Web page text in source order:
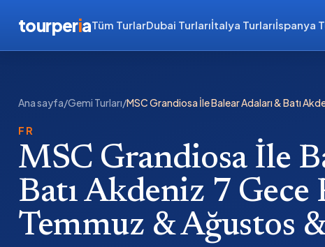
tourperiaTüm TurlarDubai Turlarıİtalya Turlarıİspanya
Ana sayfa/Gemi Turları/MSC Grandiosa İle Balear Adaları & Batı
FR
MSC Grandiosa İle
Batı Akdeniz 7 Gece
Temmuz & Ağustos